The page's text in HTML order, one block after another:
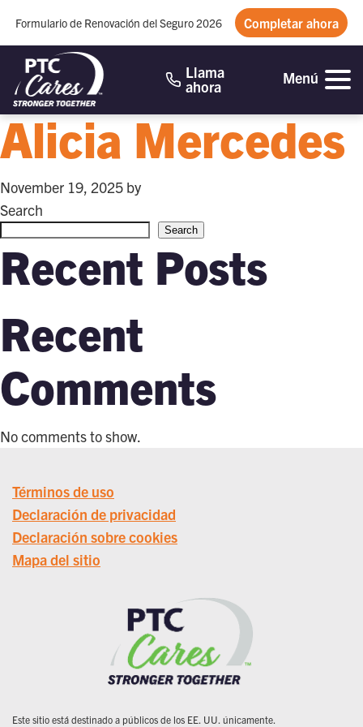
Formulario de Renovación del Seguro 2026 Completar ahora
Llama
ahora Menú
Alicia Mercedes
November 19, 2025 by
Search
Search
Recent Posts
Recent
Comments
No comments to show.
Términos de uso
Declaración de privacidad
Declaración sobre cookies
Mapa del sitio
Este sitio está destinado a públicos de los EE. UU. únicamente.